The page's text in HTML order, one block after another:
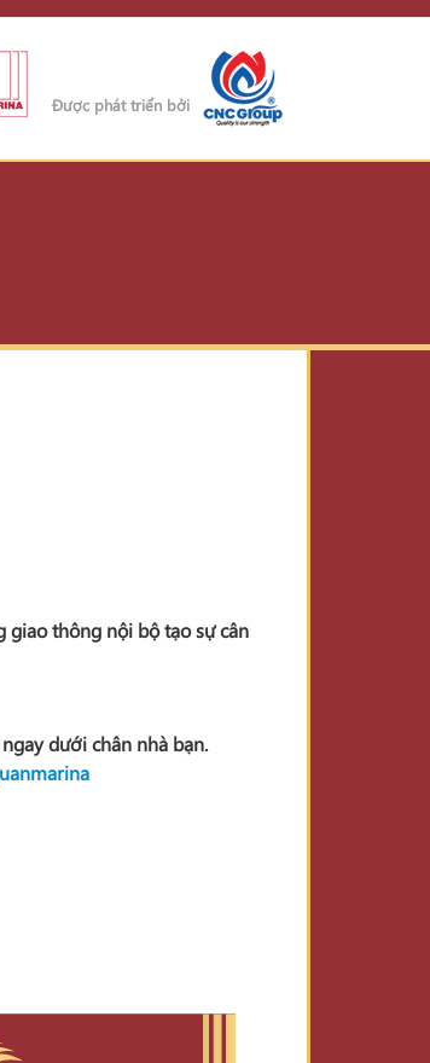
Được phát triển bởi
giao thông nội bộ tạo sự cân
dưới chân nhà bạn.